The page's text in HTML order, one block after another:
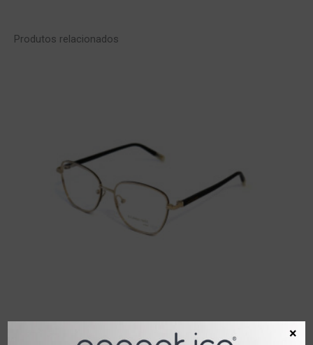
Produtos relacionados
JP 1003 ×